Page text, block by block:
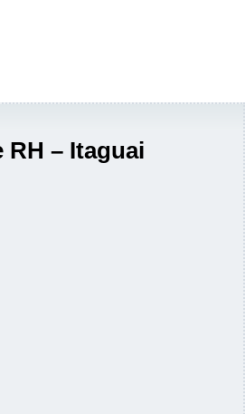
RH – Itaguai